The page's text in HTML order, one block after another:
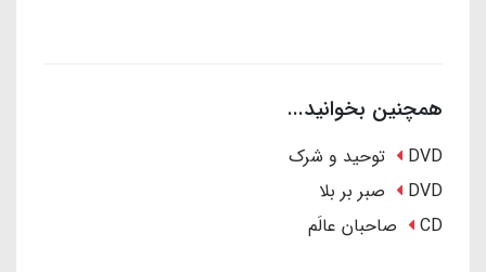
همچنین بخوانید...
DVD توحید و شرک
DVD صبر بر بلا
CD صاحبان عالَم